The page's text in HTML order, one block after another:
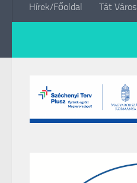
Hírek/Főoldal Tát Város